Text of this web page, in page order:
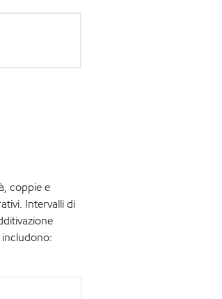
coppie e
Intervalli di